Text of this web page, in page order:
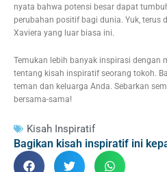
nyata bahwa potensi besar dapat
perubahan positif bagi dunia. Yuk, terus
Xaviera yang luar biasa ini.
Temukan lebih banyak inspirasi dengan
tentang kisah inspiratif seorang tokoh.
teman dan keluarga Anda. Sebarkan
bersama-sama!
Kisah Inspiratif
Bagikan kisah inspiratif ini